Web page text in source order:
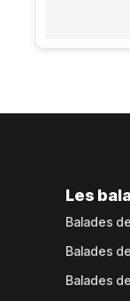
Les
Balades
Balades
Balades